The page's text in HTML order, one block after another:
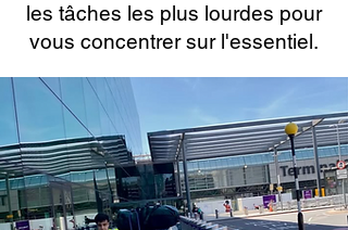
les tâches les plus lourdes pour
vous concentrer sur l'essentiel.